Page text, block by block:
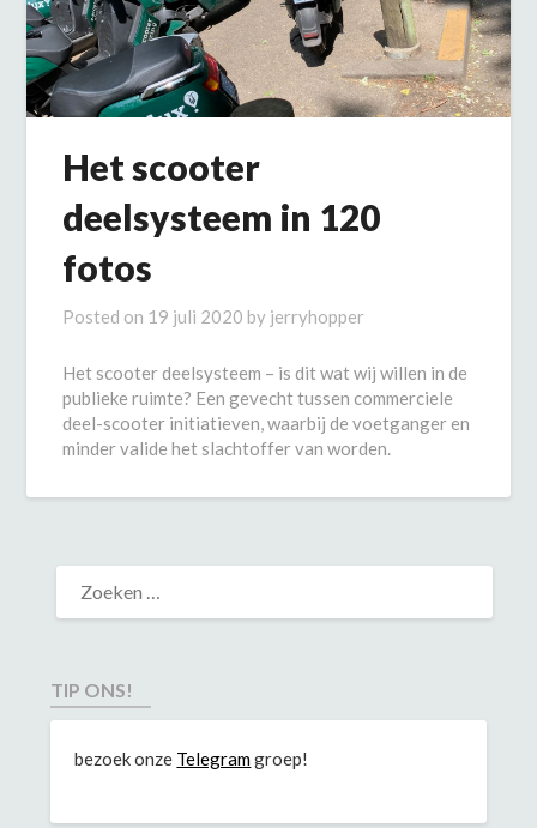
Het scooter
deelsysteem in 120
fotos
Posted on 19 juli 2020 by jerryhopper
Het scooter deelsysteem – is dit wat wij willen in de
publieke ruimte? Een gevecht tussen commerciele
deel-scooter initiatieven, waarbij de voetganger en
minder valide het slachtoffer van worden.
TIP ONS!
bezoek onze Telegramgroep!